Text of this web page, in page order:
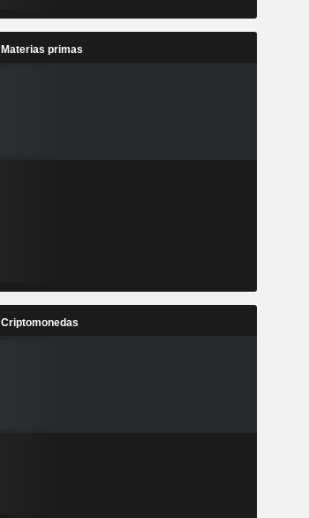
Materias primas
Criptomonedas